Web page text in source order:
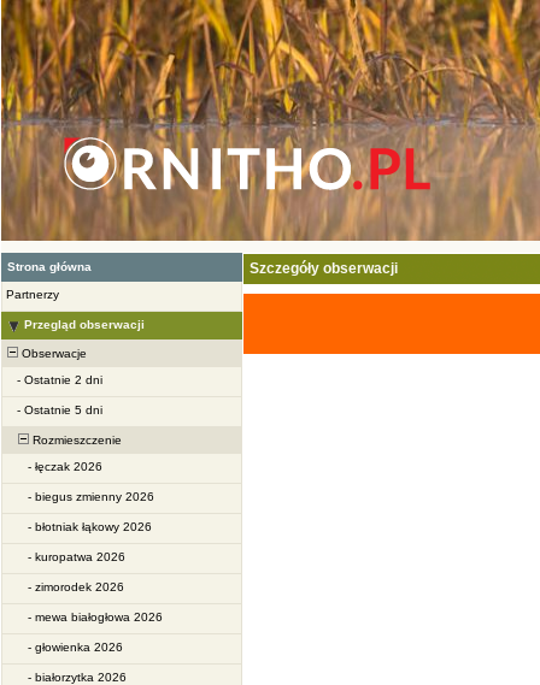
Strona główna
Partnerzy
Przegląd obserwacji
Obserwacje
- Ostatnie 2 dni
- Ostatnie 5 dni
Rozmieszczenie
- łęczak 2026
- biegus zmienny 2026
- błotniak łąkowy 2026
- kuropatwa 2026
- zimorodek 2026
- mewa białogłowa 2026
- głowienka 2026
- białorzytka 2026
Szczegóły obserwacji